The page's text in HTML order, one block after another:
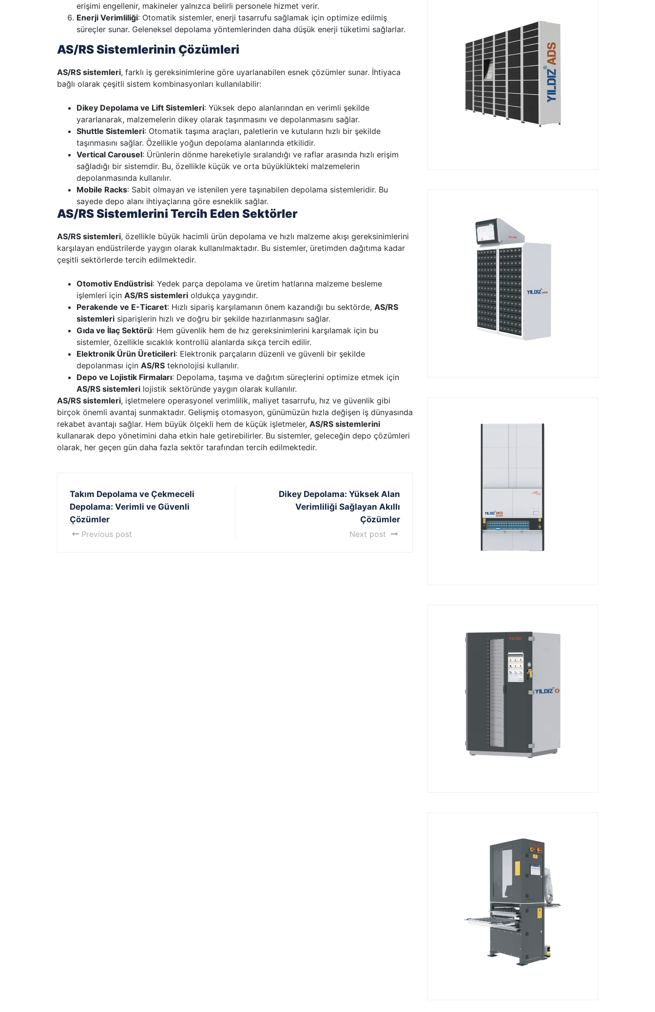
erişimi engellenir, makineler yalnızca belirli personele hizmet verir.
Enerji Verimliliği: Otomatik sistemler, enerji tasarrufu sağlamak için optimize edilmiş
süreçler sunar. Geleneksel depolama yöntemlerinden daha düşük enerji tüketimi sağlarlar.
AS/RS Sistemlerinin Çözümleri
AS/RS sistemleri, farklı iş gereksinimlerine göre uyarlanabilen esnek çözümler sunar. İhtiyaca
bağlı olarak çeşitli sistem kombinasyonları kullanılabilir:
Dikey Depolama ve Lift Sistemleri: Yüksek depo alanlarından en verimli şekilde
yararlanarak, malzemelerin dikey olarak taşınmasını ve depolanmasını sağlar.
Shuttle Sistemleri: Otomatik taşıma araçları, paletlerin ve kutuların hızlı bir şekilde
taşınmasını sağlar. Özellikle yoğun depolama alanlarında etkilidir.
Vertical Carousel: Ürünlerin dönme hareketiyle sıralandığı ve raflar arasında hızlı erişim
sağladığı bir sistemdir. Bu, özellikle küçük ve orta büyüklükteki malzemelerin
depolanmasında kullanılır.
Mobile Racks: Sabit olmayan ve istenilen yere taşınabilen depolama sistemleridir. Bu
sayede depo alanı ihtiyaçlarına göre esneklik sağlar.
AS/RS Sistemlerini Tercih Eden Sektörler
AS/RS sistemleri, özellikle büyük hacimli ürün depolama ve hızlı malzeme akışı gereksinimlerini
karşılayan endüstrilerde yaygın olarak kullanılmaktadır. Bu sistemler, üretimden dağıtıma kadar
çeşitli sektörlerde tercih edilmektedir.
Otomotiv Endüstrisi: Yedek parça depolama ve üretim hatlarına malzeme besleme
işlemleri için AS/RS sistemleri oldukça yaygındır.
Perakende ve E-Ticaret: Hızlı sipariş karşılamanın önem kazandığı bu sektörde, AS/RS
sistemleri siparişlerin hızlı ve doğru bir şekilde hazırlanmasını sağlar.
Gıda ve İlaç Sektörü: Hem güvenlik hem de hız gereksinimlerini karşılamak için bu
sistemler, özellikle sıcaklık kontrollü alanlarda sıkça tercih edilir.
Elektronik Ürün Üreticileri: Elektronik parçaların düzenli ve güvenli bir şekilde
depolanması için AS/RS teknolojisi kullanılır.
Depo ve Lojistik Firmaları: Depolama, taşıma ve dağıtım süreçlerini optimize etmek için
AS/RS sistemleri lojistik sektöründe yaygın olarak kullanılır.
AS/RS sistemleri, işletmelere operasyonel verimlilik, maliyet tasarrufu, hız ve güvenlik gibi
birçok önemli avantaj sunmaktadır. Gelişmiş otomasyon, günümüzün hızla değişen iş dünyasında
rekabet avantajı sağlar. Hem büyük ölçekli hem de küçük işletmeler, AS/RS sistemlerini
kullanarak depo yönetimini daha etkin hale getirebilirler. Bu sistemler, geleceğin depo çözümleri
olarak, her geçen gün daha fazla sektör tarafından tercih edilmektedir.
Takım Depolama ve Çekmeceli
Depolama: Verimli ve Güvenli
Çözümler
Previous post
Dikey Depolama: Yüksek Alan
Verimliliği Sağlayan Akıllı
Çözümler
Next post